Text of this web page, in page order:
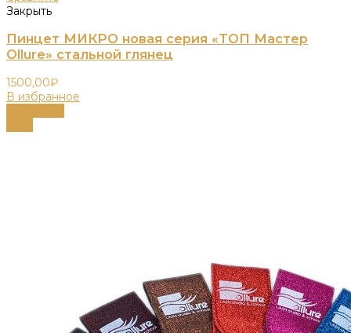
Закрыть
Пинцет МИКРО новая серия «ТОП Мастер
Ollure» стальной глянец
1500,00₽
В избранное